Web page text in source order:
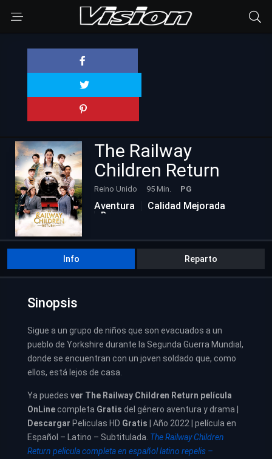
The Railway
Children Return
Reino Unido 95 Min. PG
Aventura
Calidad Mejorada
Drama
Info Reparto
Sinopsis
Sigue a un grupo de niños que son evacuados a un
pueblo de Yorkshire durante la Segunda Guerra Mundial,
donde se encuentran con un joven soldado que, como
ellos, está lejos de casa.
Ya puedes ver The Railway Children Return película
OnLinecompleta Gratis del género aventura y drama |
Descargar Peliculas HD Gratis | Año 2022 | película en
Español – Latino – Subtitulada. The Railway Children
Return pelicula completa en español latino repelis –